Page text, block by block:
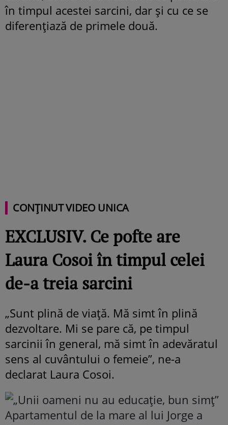
în timpul acestei sarcini, dar și cu ce se
diferențiază de primele două.
CONȚINUT VIDEO UNICA
EXCLUSIV. Ce pofte are
Laura Cosoi în timpul celei
de-a treia sarcini
„Sunt plină de viață. Mă simt în plină
dezvoltare. Mi se pare că, pe timpul
sarcinii în general, mă simt în adevăratul
sens al cuvântului o femeie”, ne-a
declarat Laura Cosoi.